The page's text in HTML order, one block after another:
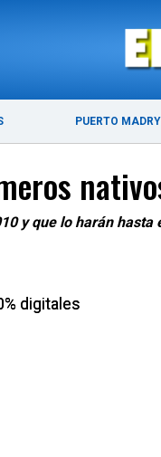
PUERTO
y que lo harán